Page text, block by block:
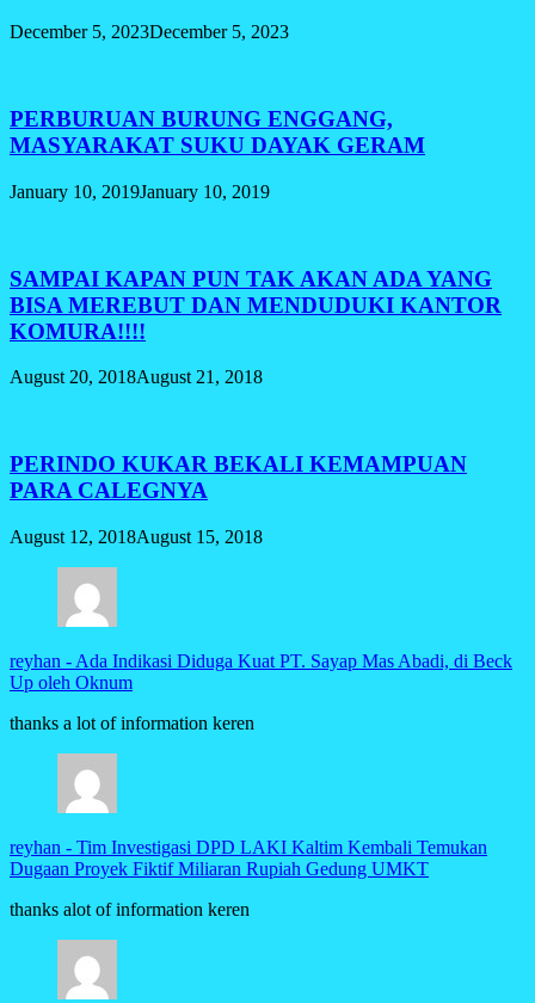
December 5, 2023December 5, 2023
PERBURUAN BURUNG ENGGANG,
MASYARAKAT SUKU DAYAK GERAM
January 10, 2019January 10, 2019
SAMPAI KAPAN PUN TAK AKAN ADA YANG
BISA MEREBUT DAN MENDUDUKI KANTOR
KOMURA!!!!
August 20, 2018August 21, 2018
PERINDO KUKAR BEKALI KEMAMPUAN
PARA CALEGNYA
August 12, 2018August 15, 2018
reyhan - Ada Indikasi Diduga Kuat PT. Sayap Mas Abadi, di Beck
Up oleh Oknum
thanks a lot of information keren
reyhan - Tim Investigasi DPD LAKI Kaltim Kembali Temukan
Dugaan Proyek Fiktif Miliaran Rupiah Gedung UMKT
thanks alot of information keren